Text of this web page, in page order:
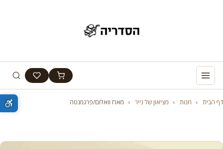
דף הבית › חנות › מציאון של נייר › מארז וואלום/פרגמנטה